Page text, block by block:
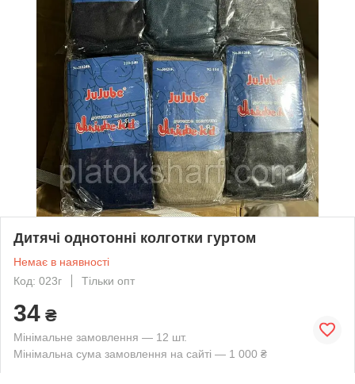
Дитячі однотонні колготки гуртом
Немає в наявності
Код: 023г
Тільки опт
34 ₴
Мінімальне замовлення — 12 шт.
Мінімальна сума замовлення на сайті — 1 000 ₴